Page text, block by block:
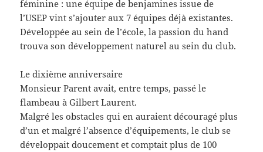
féminine : une équipe de benjamines issue de
l’USEP vint s’ajouter aux 7 équipes déjà existantes.
Développée au sein de l’école, la passion du hand
trouva son développement naturel au sein du club.
Le dixième anniversaire
Monsieur Parent avait, entre temps, passé le
flambeau à Gilbert Laurent.
Malgré les obstacles qui en auraient découragé plus
d’un et malgré l’absence d’équipements, le club se
développait doucement et comptait plus de 100